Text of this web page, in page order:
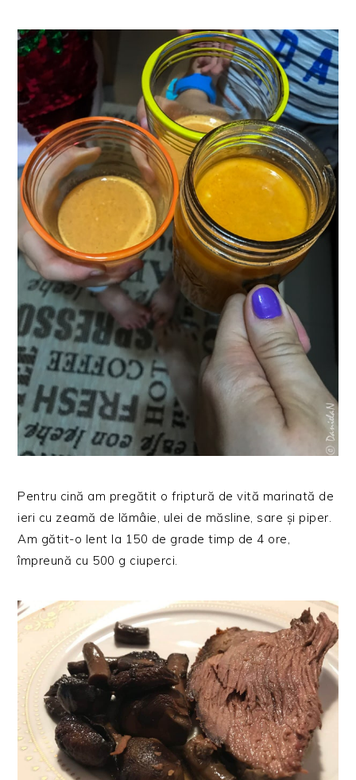
Pentru cină am pregătit o friptură de vită marinată de
ieri cu zeamă de lămâie, ulei de măsline, sare și piper.
Am gătit-o lent la 150 de grade timp de 4 ore,
împreună cu 500 g ciuperci.